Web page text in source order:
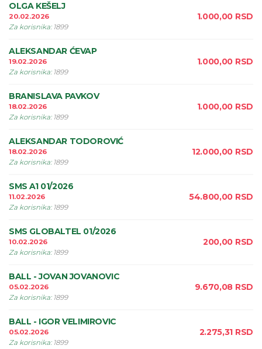
OLGA KEŠELJ
20.02.2026
Za korisnika: 1899
1.000,00 RSD
ALEKSANDAR ĆEVAP
19.02.2026
Za korisnika: 1899
1.000,00 RSD
BRANISLAVA PAVKOV
18.02.2026
Za korisnika: 1899
1.000,00 RSD
ALEKSANDAR TODOROVIĆ
18.02.2026
Za korisnika: 1899
12.000,00 RSD
SMS A1 01/2026
11.02.2026
Za korisnika: 1899
54.800,00 RSD
SMS GLOBALTEL 01/2026
10.02.2026
Za korisnika: 1899
200,00 RSD
BALL - JOVAN JOVANOVIC
05.02.2026
Za korisnika: 1899
9.670,08 RSD
BALL - IGOR VELIMIROVIC
05.02.2026
Za korisnika: 1899
2.275,31 RSD